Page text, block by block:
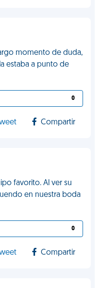
momento de duda,
estaba a punto de
0
Compartir
favorito. Al ver su
en nuestra boda
0
Compartir